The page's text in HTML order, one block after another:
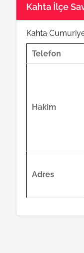
Kahta İlçe
Kahta
Telefon
Hakim
Adres